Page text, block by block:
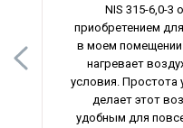
NIS 315-6,0-3
приобретением
в моем
нагревает
условия. Простота
делает этот
удобным для